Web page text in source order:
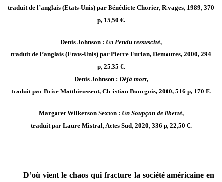
traduit de l’anglais (Etats-Unis) par Bénédicte Chorier, Rivages, 1989, 370
p, 15,50 €.
Denis Johnson : Un Pendu ressuscité,
traduit de l’anglais (Etats-Unis) par Pierre Furlan, Demoures, 2000, 294
p, 25,35 €.
Denis Johnson : Déjà mort,
traduit par Brice Matthieussent, Christian Bourgois, 2000, 516 p, 170 F.
Margaret Wilkerson Sexton : Un Soupçon de liberté,
traduit par Laure Mistral, Actes Sud, 2020, 336 p, 22,50 €.
D’où vient le chaos qui fracture la société américaine en